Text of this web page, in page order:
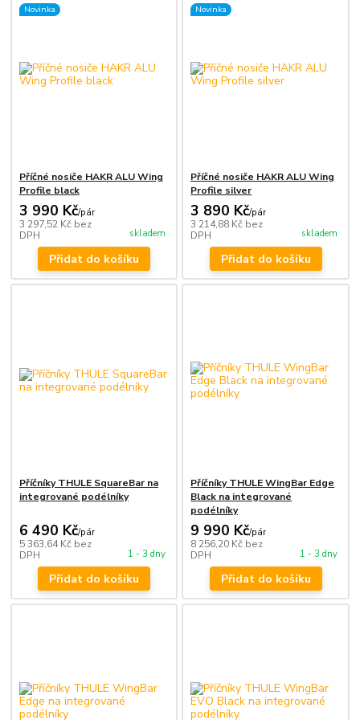
Novinka
Příčné nosiče HAKR ALU Wing
Profile black
3 990 Kč/pár
3 297,52 Kč bez
DPH
skladem
Přidat do košíku
Novinka
Příčné nosiče HAKR ALU Wing
Profile silver
3 890 Kč/pár
3 214,88 Kč bez
DPH
skladem
Přidat do košíku
Příčníky THULE SquareBar na
integrované podélníky
6 490 Kč/pár
5 363,64 Kč bez
DPH
1 - 3 dny
Přidat do košíku
Příčníky THULE WingBar Edge
Black na integrované
podélníky
9 990 Kč/pár
8 256,20 Kč bez
DPH
1 - 3 dny
Přidat do košíku